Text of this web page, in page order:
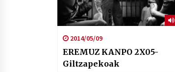
2014/05/09
EREMUZ KANPO 2X05-
Giltzapekoak